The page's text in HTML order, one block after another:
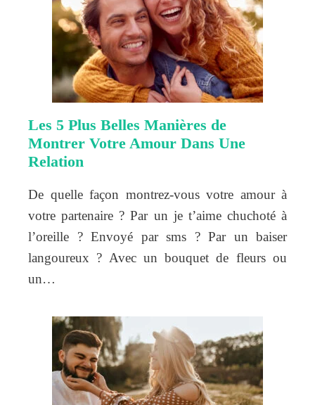
Les 5 Plus Belles Manières de
Montrer Votre Amour Dans Une
Relation
De quelle façon montrez-vous votre amour à
votre partenaire ? Par un je t’aime chuchoté à
l’oreille ? Envoyé par sms ? Par un baiser
langoureux ? Avec un bouquet de fleurs ou
un…